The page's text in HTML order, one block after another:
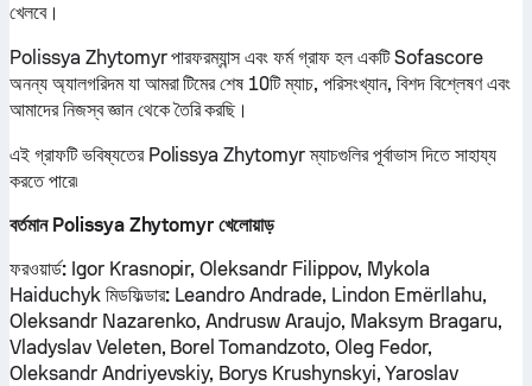
খেলবে।
Polissya Zhytomyr পারফরম্যান্স এবং ফর্ম গ্রাফ হল একটি Sofascore
অনন্য অ্যালগরিদম যা আমরা টিমের শেষ 10টি ম্যাচ, পরিসংখ্যান, বিশদ বিশ্লেষণ এবং
আমাদের নিজস্ব জ্ঞান থেকে তৈরি করছি।
এই গ্রাফটি ভবিষ্যতের Polissya Zhytomyr ম্যাচগুলির পূর্বাভাস দিতে সাহায্য
করতে পারে৷
বর্তমান Polissya Zhytomyr খেলোয়াড়
ফরওয়ার্ড:Igor Krasnopir, Oleksandr Filippov, Mykola
Haiduchyk মিডফিল্ডার:Leandro Andrade, Lindon Emërllahu,
Oleksandr Nazarenko, Andrusw Araujo, Maksym Bragaru,
Vladyslav Veleten, Borel Tomandzoto, Oleg Fedor,
Oleksandr Andriyevskiy, Borys Krushynskyi, Yaroslav